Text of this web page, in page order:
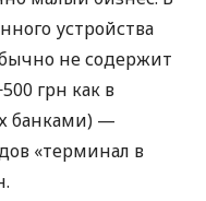
устройства
не содержит
грн как в
банками) —
«терминал в